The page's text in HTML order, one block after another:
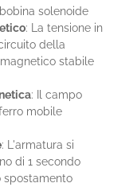
solenoide
: La tensione in
della
stabile
: Il campo
mobile
: L'armatura si
di 1 secondo
spostamento